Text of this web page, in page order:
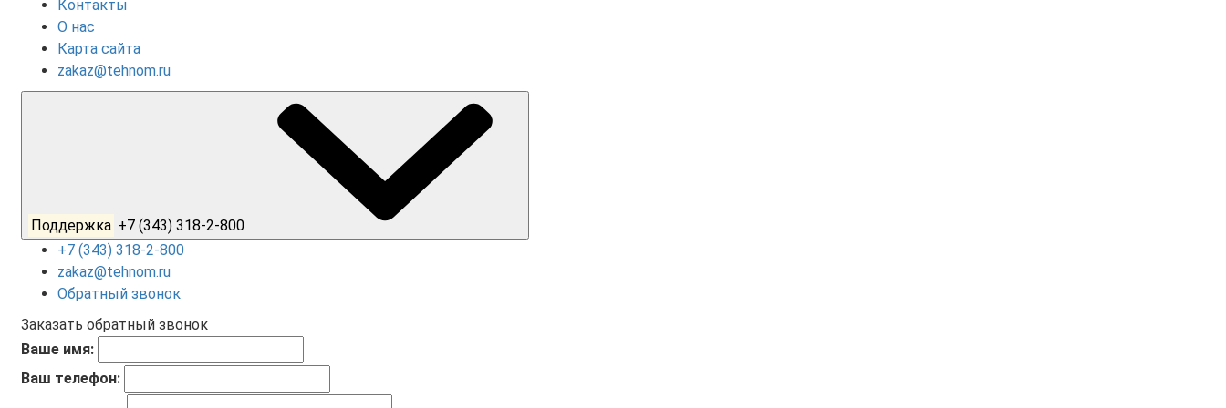
Контакты
О нас
Карта сайта
zakaz@tehnom.ru
Поддержка +7 (343) 318-2-800
+7 (343) 318-2-800
zakaz@tehnom.ru
Обратный звонок
Заказать обратный звонок
Ваше имя:
Ваш телефон: